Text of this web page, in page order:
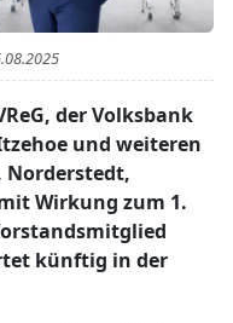
der Volksbank
und weiteren
Norderstedt,
Wirkung zum 1.
künftig in der